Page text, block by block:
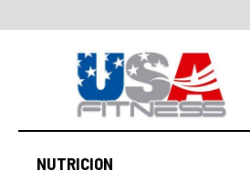
NUTRICION